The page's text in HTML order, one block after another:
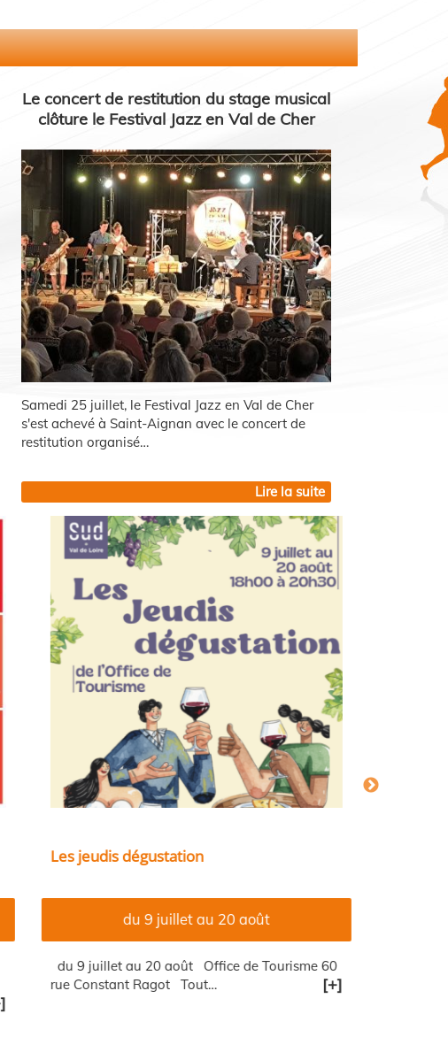
Le concert de restitution du stage musical
clôture le Festival Jazz en Val de Cher
Samedi 25 juillet, le Festival Jazz en Val de Cher
s'est achevé à Saint-Aignan avec le concert de
restitution organisé…
Lire la suite
Les jeudis dégustation
du 9 juillet au 20 août
‌ ‌ du 9 juillet au 20 août ‌ Office de Tourisme 60
rue Constant Ragot ‌ Tout…
[+]